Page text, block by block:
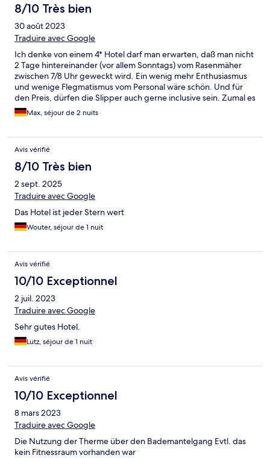
8/10 Très bien
30 août 2023
Traduire avec Google
Ich denke von einem 4* Hotel darf man erwarten, daß man nicht
2 Tage hintereinander (vor allem Sonntags) vom Rasenmäher
zwischen 7/8 Uhr geweckt wird. Ein wenig mehr Enthusiasmus
und wenige Flegmatismus vom Personal wäre schön. Und für
den Preis, dürfen die Slipper auch gerne inclusive sein. Zumal es
einen "Bademantelgang" und die Therme (also 3
Schwimmbecken ;-) ) gibt. Zimmer sind schön groß, sauber und
fürs Taxi.
Max, séjour de 2 nuits
Avis vérifié
8/10 Très bien
2 sept. 2025
Traduire avec Google
Das Hotel ist jeder Stern wert
Wouter, séjour de 1 nuit
Avis vérifié
10/10 Exceptionnel
2 juil. 2023
Traduire avec Google
Sehr gutes Hotel.
Lutz, séjour de 1 nuit
Avis vérifié
10/10 Exceptionnel
8 mars 2023
Traduire avec Google
Die Nutzung der Therme über den Bademantelgang Evtl. das
kein Fitnessraum vorhanden war